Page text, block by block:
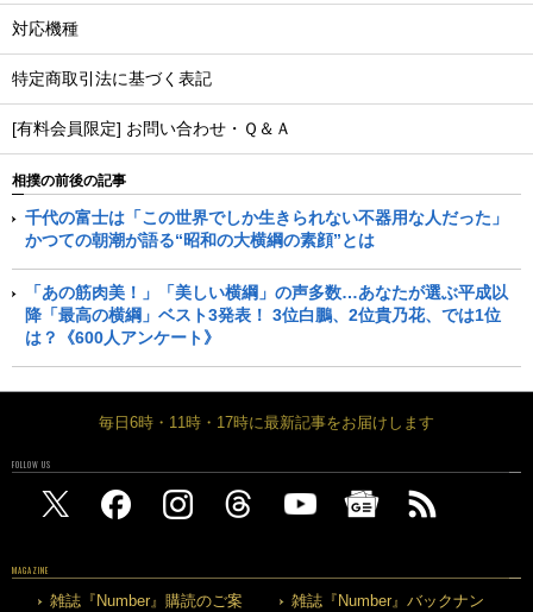
対応機種
特定商取引法に基づく表記
[有料会員限定] お問い合わせ・Ｑ＆Ａ
相撲の前後の記事
千代の富士は「この世界でしか生きられない不器用な人だった」
かつての朝潮が語る“昭和の大横綱の素顔”とは
「あの筋肉美！」「美しい横綱」の声多数…あなたが選ぶ平成以
降「最高の横綱」ベスト3発表！ 3位白鵬、2位貴乃花、では1位
は？《600人アンケート》
毎日6時・11時・17時に最新記事をお届けします
FOLLOW US
MAGAZINE
雑誌『Number』購読のご案
雑誌『Number』バックナン